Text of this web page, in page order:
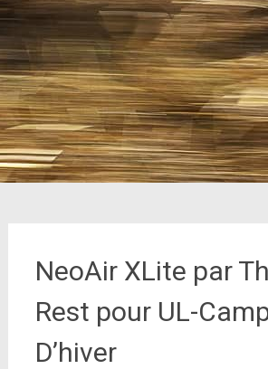
NeoAir XLite par
Rest pour UL-
D’hiver